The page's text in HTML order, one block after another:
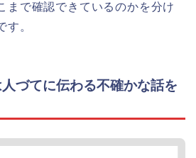
まで確認できているのかを分け
す。
人づてに伝わる不確かな話を